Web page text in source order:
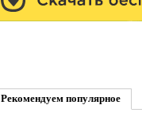
Рекомендуем популярное